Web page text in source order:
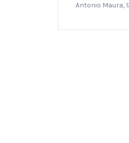
Antonio Maura,